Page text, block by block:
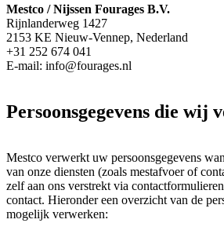
Mestco / Nijssen Fourages B.V.
Rijnlanderweg 1427
2153 KE Nieuw-Vennep, Nederland
+31 252 674 041
E-mail: info@fourages.nl
Persoonsgegevens die wij
Mestco verwerkt uw persoonsgegevens
van onze diensten (zoals mestafvoer of
zelf aan ons verstrekt via
contact. Hieronder een overzicht van de
mogelijk verwerken: